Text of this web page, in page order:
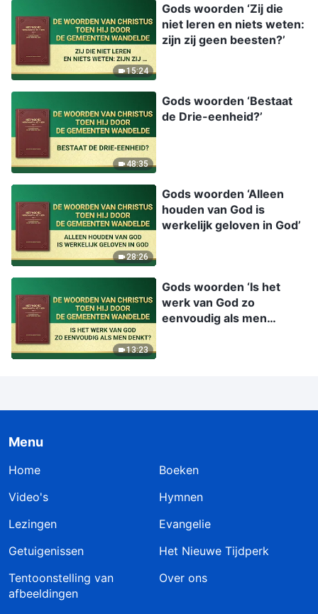
15:24
Gods woorden ‘Zij die
niet leren en niets weten:
zijn zij geen beesten?’
48:35
Gods woorden ‘Bestaat
de Drie-eenheid?’
28:26
Gods woorden ‘Alleen
houden van God is
werkelijk geloven in God’
13:23
Gods woorden ‘Is het
werk van God zo
eenvoudig als men
Menu
Home
Boeken
Video's
Hymnen
Lezingen
Evangelie
Getuigenissen
Het Nieuwe Tijdperk
Tentoonstelling van
afbeeldingen
Over ons